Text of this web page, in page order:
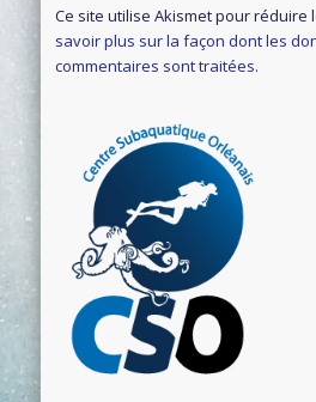
Ce site utilise Akismet pour
savoir plus sur la façon dont les
commentaires sont traitées.